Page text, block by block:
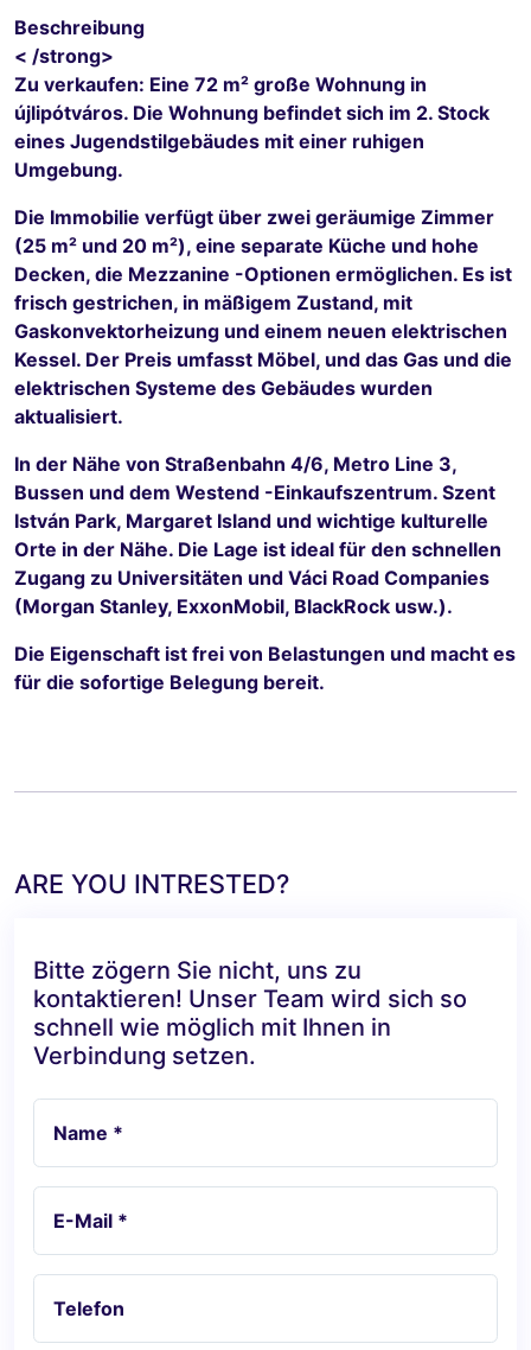
Beschreibung
< /strong>
Zu verkaufen: Eine 72 m² große Wohnung in
újlipótváros. Die Wohnung befindet sich im 2. Stock
eines Jugendstilgebäudes mit einer ruhigen
Umgebung.
Die Immobilie verfügt über zwei geräumige Zimmer
(25 m² und 20 m²), eine separate Küche und hohe
Decken, die Mezzanine -Optionen ermöglichen. Es ist
frisch gestrichen, in mäßigem Zustand, mit
Gaskonvektorheizung und einem neuen elektrischen
Kessel. Der Preis umfasst Möbel, und das Gas und die
elektrischen Systeme des Gebäudes wurden
aktualisiert.
In der Nähe von Straßenbahn 4/6, Metro Line 3,
Bussen und dem Westend -Einkaufszentrum. Szent
István Park, Margaret Island und wichtige kulturelle
Orte in der Nähe. Die Lage ist ideal für den schnellen
Zugang zu Universitäten und Váci Road Companies
(Morgan Stanley, ExxonMobil, BlackRock usw.).
Die Eigenschaft ist frei von Belastungen und macht es
für die sofortige Belegung bereit.
ARE YOU INTRESTED?
Bitte zögern Sie nicht, uns zu
kontaktieren! Unser Team wird sich so
schnell wie möglich mit Ihnen in
Verbindung setzen.
Name *
E-Mail *
Telefon